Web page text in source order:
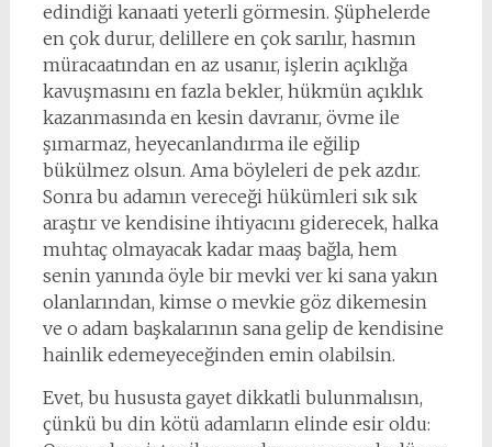
edindiği kanaati yeterli görmesin. Şüphelerde
en çok durur, delillere en çok sarılır, hasmın
müracaatından en az usanır, işlerin açıklığa
kavuşmasını en fazla bekler, hükmün açıklık
kazanmasında en kesin davranır, övme ile
şımarmaz, heyecanlandırma ile eğilip
bükülmez olsun. Ama böyleleri de pek azdır.
Sonra bu adamın vereceği hükümleri sık sık
araştır ve kendisine ihtiyacını giderecek, halka
muhtaç olmayacak kadar maaş bağla, hem
senin yanında öyle bir mevki ver ki sana yakın
olanlarından, kimse o mevkie göz dikemesin
ve o adam başkalarının sana gelip de kendisine
hainlik edemeyeceğinden emin olabilsin.
Evet, bu hususta gayet dikkatli bulunmalısın,
çünkü bu din kötü adamların elinde esir oldu: